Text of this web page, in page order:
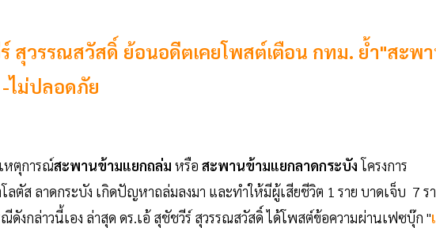
สุวรรณสวัสดิ์ ย้อนอดีตเคยโพสต์เตือน กทม. ย้ำ"สะพ
ไม่ปลอดภัย
หตุการณ์สะพานข้ามแยกถล่ม หรือ สะพานข้ามแยกลาดกระบังโครงการ
ลตัส ลาดกระบัง เกิดปัญหาถล่มลงมา และทำให้มีผู้เสียชีวิต 1 ราย บาดเจ็บ 7 ร
ดังกล่าวนี้เอง ล่าสุด ดร.เอ้ สุชัชวีร์ สุวรรณสวัสดิ์ ได้โพสต์ข้อความผ่านเฟซบุ๊ก "